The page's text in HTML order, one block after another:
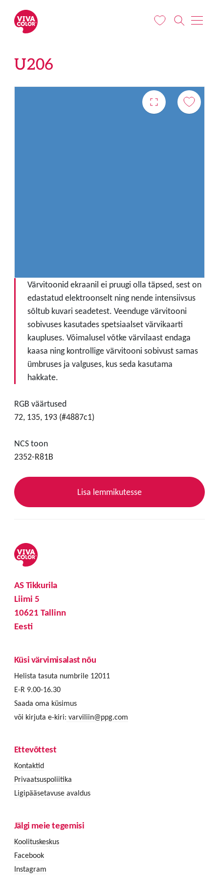
U206
Värvitoonid ekraanil ei pruugi olla täpsed, sest on
edastatud elektroonselt ning nende intensiivsus
sõltub kuvari seadetest. Veenduge värvitooni
sobivuses kasutades spetsiaalset värvikaarti
kaupluses. Võimalusel võtke värvilaast endaga
kaasa ning kontrollige värvitooni sobivust samas
ümbruses ja valguses, kus seda kasutama
hakkate.
RGB väärtused
72, 135, 193 (#4887c1)
NCS toon
2352-R81B
Lisa lemmikutesse
AS Tikkurila
Liimi 5
10621 Tallinn
Eesti
Küsi värvimisalast nõu
Helista tasuta numbrile 12011
E-R 9.00-16.30
Saada oma küsimus
või kirjuta e-kiri: varviliin@ppg.com
Ettevõttest
Kontaktid
Privaatsuspoliitika
Ligipääsetavuse avaldus
Jälgi meie tegemisi
Koolituskeskus
Facebook
Instagram